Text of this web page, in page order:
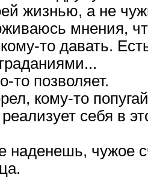
жизнью, а не
мнения,
то давать.
то позволяет.
кому-то
себя в
наденешь, чужое